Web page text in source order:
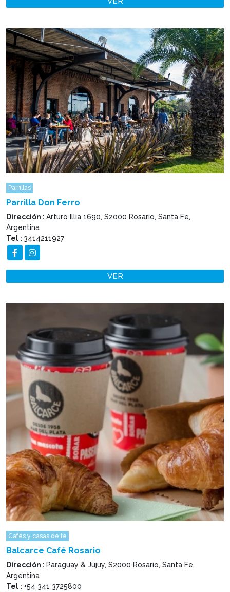
Parrillas
Parrilla Don Ferro
Dirección : Arturo Illia 1690, S2000 Rosario, Santa Fe,
Argentina
Tel : 3414211927
VER
Cafés y casas de té
Balcarce Café Rosario
Dirección : Paraguay & Jujuy, S2000 Rosario, Santa Fe,
Argentina
Tel : +54 341 3725800